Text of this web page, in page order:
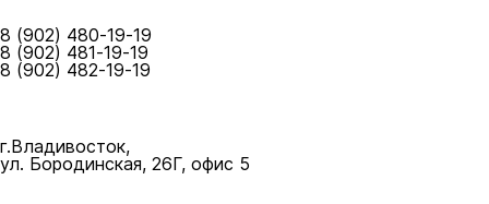
8 (902) 480-19-19
8 (902) 481-19-19
8 (902) 482-19-19
г.Владивосток,
ул. Бородинская, 26Г, офис 5